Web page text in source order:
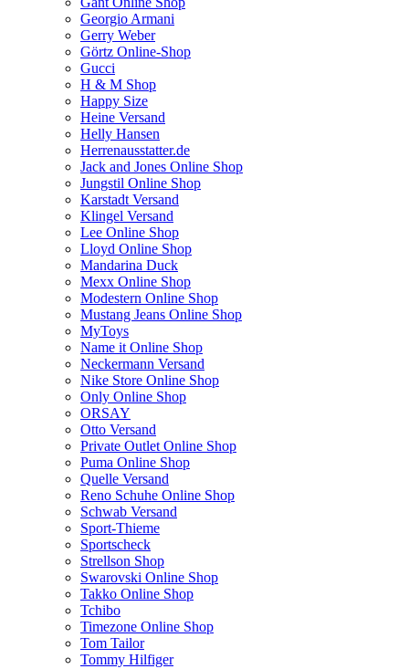
Georgio Armani
Gerry Weber
Görtz Online-Shop
Gucci
H & M Shop
Happy Size
Heine Versand
Helly Hansen
Herrenausstatter.de
Jack and Jones Online Shop
Jungstil Online Shop
Karstadt Versand
Klingel Versand
Lee Online Shop
Lloyd Online Shop
Mandarina Duck
Mexx Online Shop
Modestern Online Shop
Mustang Jeans Online Shop
MyToys
Name it Online Shop
Neckermann Versand
Nike Store Online Shop
Only Online Shop
ORSAY
Otto Versand
Private Outlet Online Shop
Puma Online Shop
Quelle Versand
Reno Schuhe Online Shop
Schwab Versand
Sport-Thieme
Sportscheck
Strellson Shop
Swarovski Online Shop
Takko Online Shop
Tchibo
Timezone Online Shop
Tom Tailor
Tommy Hilfiger